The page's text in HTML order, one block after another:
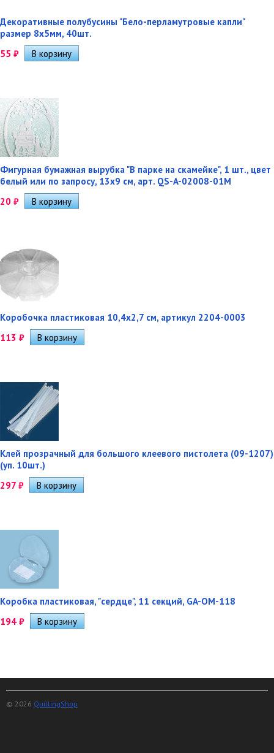
Декоративные полубусины "Бело-перламутровые капли"
размер 8х5мм, 40шт.
55 ₽
Фигурная бумажная вырубка "В парке на скамейке", 1 шт., цвет
белый или по запросу, 13х9 см, арт. QS-A-02008-01M
20 ₽
Коробочка пластиковая 10,4х2,7 см, артикул 2204-0003
113 ₽
Клей прозрачный для большого клеевого пистолета (09-1207)
(уп. 10шт.)
297 ₽
Коробка пластиковая, "сердце", 11 секций, GA-OM-118
194 ₽
© 2026 QuillingShop